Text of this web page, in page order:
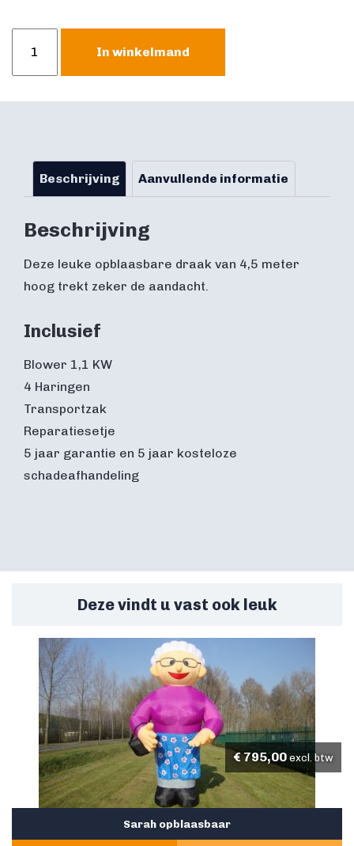
Draak
In winkelmand
Beschrijving Aanvullende informatie
Beschrijving
Deze leuke opblaasbare draak van 4,5 meter
hoog trekt zeker de aandacht.
Inclusief
Blower 1,1 KW
4 Haringen
Transportzak
Reparatiesetje
5 jaar garantie en 5 jaar kosteloze
schadeafhandeling
Deze vindt u vast ook leuk
Sarah opblaasbaar
€795,00 excl. btw